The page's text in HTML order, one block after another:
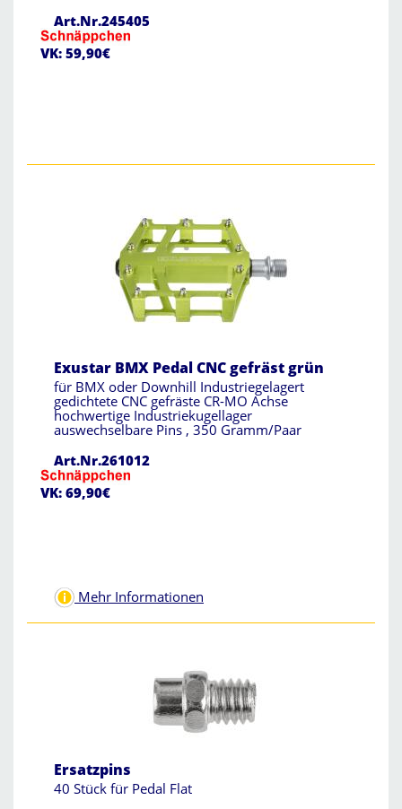
Art.Nr.245405
VK: 59,90€
Exustar BMX Pedal CNC gefräst grün
für BMX oder Downhill Industriegelagert
gedichtete CNC gefräste CR-MO Achse
hochwertige Industriekugellager
auswechselbare Pins , 350 Gramm/Paar
Art.Nr.261012
VK: 69,90€
Mehr Informationen
Ersatzpins
40 Stück für Pedal Flat